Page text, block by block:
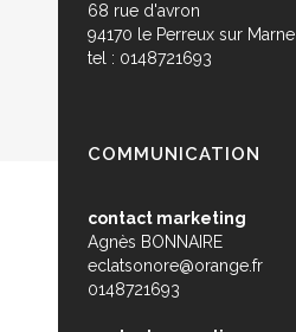
68 rue d'avron
94170 le Perreux sur Marne
tel : 0148721693
COMMUNICATION
contact marketing
Agnès BONNAIRE
eclatsonore@orange.fr
0148721693